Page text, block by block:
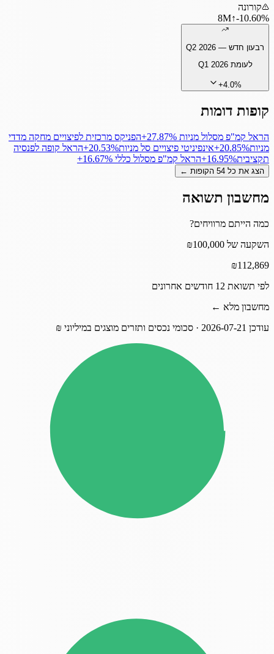
קורונה
‎-10.60%
↑
8M
רבעון חדש — Q2 2026
לעומתQ1 2026
+4.0%
קופות דומות
הראל קמ"פ מסלול מניות ‎+27.87%הפניקס מרכזית לפיצויים מחקה מדדי
מניות‎+20.85%אינפיניטי פיצויים סל מניות‎+20.53%הראל קופה לפנסיה
תקציבית‎+16.95%הראל קמ"פ מסלול כללי ‎+16.67%
הצג את כל 54 הקופות ←
מחשבון תשואה
כמה הייתם מרוויחים?
השקעה של ₪100,000
₪112,869
לפי תשואת 12 חודשים אחרונים
מחשבון מלא ←
עודכן 2026-07-21 · סכומי נכסים ותזרים מוצגים במיליוני ₪